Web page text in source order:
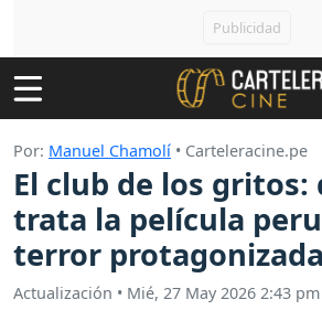
Por: Manuel Chamolí • Carteleracine.pe
El club de los gritos:
trata la película
terror
Actualización • Mié, 27 May 2026 2:43 pm